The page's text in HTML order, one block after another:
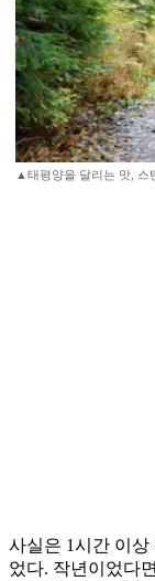
▲태평양을 달리는 맛, 스
사실은 1시간 이
었다. 작년이었다